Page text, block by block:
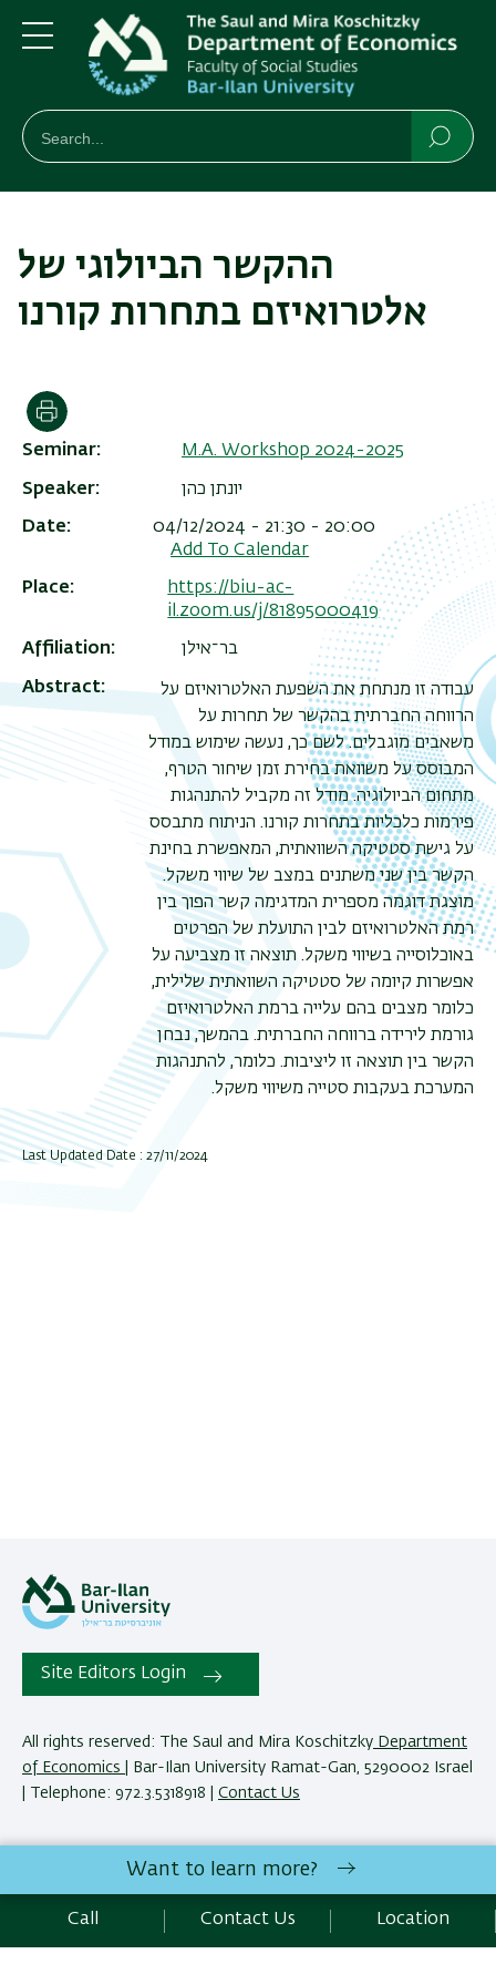
Skip
to
main
content
Skip
to
main
Navigation
Menu
חיפוש
Search
ההקשר הביולוגי של
אלטרואיזם בתחרות קורנו
Print
Seminar
M.A. Workshop 2024-2025
Speaker יונתן כהן
Date
04/12/2024 - 21:30 - 20:00
Add To Calendar
Place
https://biu-ac-
il.zoom.us/j/81895000419
Affiliation בר־אילן
Abstract
עבודה זו מנתחת את השפעת האלטרואיזם על
הרווחה החברתית בהקשר של תחרות על
משאבים מוגבלים. לשם כך, נעשה שימוש במודל
המבוסס על משוואת בחירת זמן שיחור הטרף,
מתחום הביולוגיה. מודל זה מקביל להתנהגות
פירמות כלכליות בתחרות קורנו. הניתוח מתבסס
על גישת סטטיקה השוואתית, המאפשרת בחינת
הקשר בין שני משתנים במצב של שיווי משקל.
מוצגת דוגמה מספרית המדגימה קשר הפוך בין
רמת האלטרואיזם לבין התועלת של הפרטים
באוכלוסייה בשיווי משקל. תוצאה זו מצביעה על
אפשרות קיומה של סטטיקה השוואתית שלילית,
כלומר מצבים בהם עלייה ברמת האלטרואיזם
גורמת לירידה ברווחה החברתית. בהמשך, נבחן
הקשר בין תוצאה זו ליציבות. כלומר, להתנהגות
המערכת בעקבות סטייה משיווי משקל.
Last Updated Date : 27/11/2024
Site Editors Login
All rights reserved: The Saul and Mira Koschitzky Department
of Economics
| Bar-Ilan University Ramat-Gan, 5290002 Israel
| Telephone: 972.3.5318918 | Contact Us
The Saul and Mira Koschitzky Department of Economics
programs and courses as necessary to meet academic and
other requirements. E&O.
Want to learn more?
Call Contact Us Location